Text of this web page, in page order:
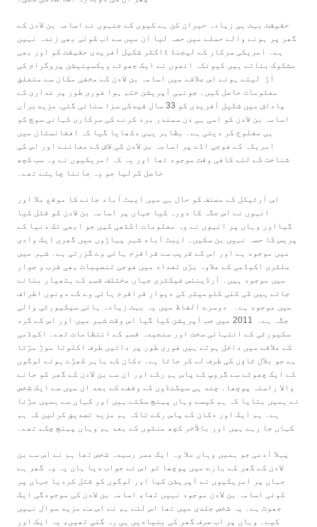
حقیقت بہت ہی زیادہ حیران کن ہے کیوں کے جنہوں نے اسامہ بن لادن کے
گھر پر ہونے والے حملے میں حصہ لیا ان میں سے اب کوئی بھی زندہ نہیں
ہے۔ امریکی سرکار کے لیجنڈ ڈاکٹر شکیل آفریدی حقیقت کو اور بھی
مشکوک بناتے ہیں کیونکہ انھوں نے ایک جھوٹے ویکسینیشن پروگرام کی
آڑ لیتے ہوئے اس علاقے میں اسامہ بن لادن کے مخفی مکان سے متعلق
معلومات حاصل کیں۔ جونہی آپریشن ختم ہوا فوری طور پر غداری کے
پاداش میں شکیل آفریدی کو 33 سال قیدکی سزا سنائی گئی. مزیدبرآں
اسامہ بن لادن کو اسی ہی دن سمندر برد کرنے کی سرکاری کہانی سوچ کو
ہی مفلوج کر دیتی ہے۔ بظاہر یہی دکھایا گیا کہ افغانستان میں
امریکہ کے فوجی اڈے پر اسامہ بن لادن کی لاش کے معائنے اور اس کی
شناخت کے لئے کافی وقت موجود تھا اور یہ کہ امریکیوں نے وہ سب کچھ
حاصل کرلیا جو وہ جاننا چاہتے تھے۔
اس آرٹیکل کے مصنف کو حال ہی میں ایبٹ آباد جانے کا موقع ملا اور
انہوں نے اس جگہ کا دورہ کیا جہاں پر اسامہ بن لادن کو قتل کیا
گیااور وہاں پر انہوں نے وہ معلومات اکٹھی کیں جو ابھی تک دنیا کے
پریس کا حصہ نہیں بن سکیں۔ ایبٹ آباد شہر پہاڑوں میں گھری ایک وادی
میں موجود ہے اور اس کے قریب سے قراقرم ہائی وے گزرتی ہے۔ شہر میں
ملٹری اکیڈمی کے علاوہ بڑی تعداد میں فوجی تنصیبات بھی قرب و جوار
میں موجود ہیں۔ آرڈیننس فیکٹری جہاں مختلف قسم کے ہتھیار بنائے
جاتے ہیں کی کئی کلومیٹر کی دیوار قراقرم ہائی وے کے دونوں اطراف
میں موجود ہے۔ دوسرے الفاظ میں یہ بہت زیادہ ہائی سیکیورٹی والی
جگہ ہے۔ 2011 میں جب آپریشن کیا گیا اس وقت شہر میں اور اس کے گرد
سکیورٹی کے انتہائی سخت اور سنجیدہ قسم کے انتظامات تھے۔ اکیڈمی
کے علاقے میں داخل ہوتے ہیں فوری طور پر دائیں طرف اکلوتا موڑ مڑتا
ہے جو بلال ٹاؤن کی طرف لے کر جاتا ہے۔ دکان کے باہر کھڑے ہوئے لوگوں
کے ایک چھوٹے سے گروپ کے پاس ہم رکے اور ان سے بن لادن کے گھر کو جانے
والا راستہ پوچھا۔ چند ہی سیکنڈوں کے وقفے کے بعد ان میں سے ایک شخص
نے ہمیں بتایا کہ ہم کیسے وہاں پہنچ سکتے ہیں اور کہاں سے ہمیں مڑنا
ہے۔ ہم ایک اور دکان کے پاس رکے تاکہ ہم مزید تصدیق کرلیں کہ ہم
کہاں جا رہے ہیں اور بالآخر کچھ منٹوں کے بعد ہم وہاں پہنچ چکے تھے۔
پہلا آدمی جو ہمیں وہاں ملا وہ ایک عمر رسیدہ شخص تھا ہم نے اس سے بن
لادن کے گھر کے بارے میں پوچھا تو اس نے جواب دیا ہاں یہ وہ گھر ہے
جہاں پر امریکیوں نے آپریشن کیا اور لوگوں کو قتل کردیا جہاں پر
کوئی اسامہ بن لادن موجود نہیں تھا، اسامہ بن لادن کی موجودگی ایک
جھوٹ ہے۔ یہ شخص جلدی میں تھا اس لئے ہم نے اس سے مزید سوال نہیں
کیے۔ وہاں پر اب صرف گھر کی بنیادیں ہی رہ گئی تھیں، یہ ایک اور